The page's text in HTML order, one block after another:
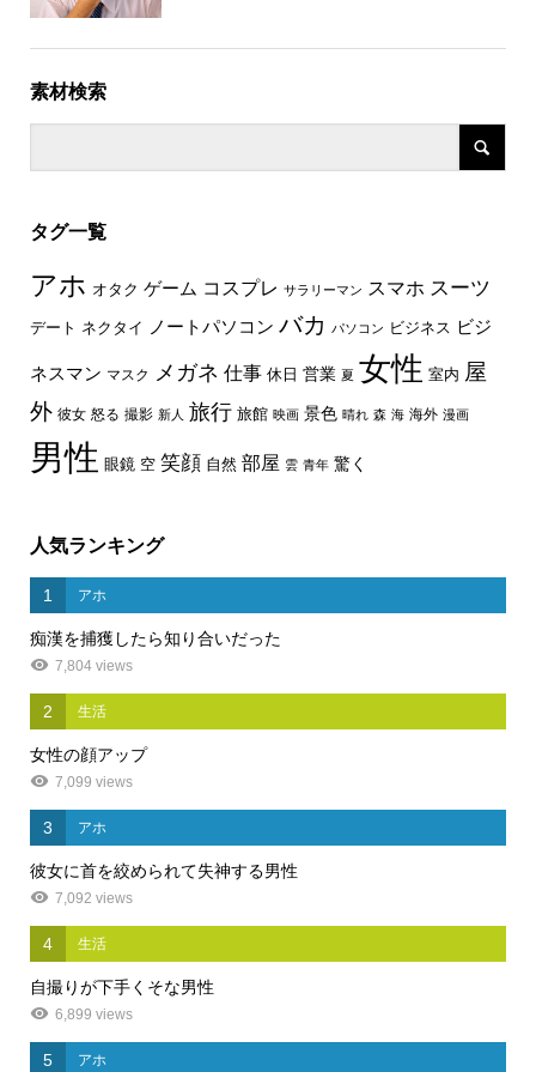
素材検索
タグ一覧
アホ オタク ゲーム コスプレ サラリーマン スマホ スーツ
デート ネクタイ ノートパソコン バカ パソコン ビジネス ビジ
ネスマン マスク メガネ 仕事 休日 営業 夏 女性 室内 屋
外 彼女 怒る 撮影 新人 旅行 旅館 映画 景色 晴れ 森 海 海外 漫画
男性 眼鏡 空 笑顔 自然 部屋 雲 青年 驚く
人気ランキング
1 アホ
痴漢を捕獲したら知り合いだった
7,804 views
2 生活
女性の顔アップ
7,099 views
3 アホ
彼女に首を絞められて失神する男性
7,092 views
4 生活
自撮りが下手くそな男性
6,899 views
5 アホ